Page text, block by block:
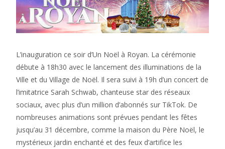
L’inauguration ce soir d’Un Noël à Royan. La cérémonie
débute à 18h30 avec le lancement des illuminations de la
Ville et du Village de Noël. Il sera suivi à 19h d’un concert de
l’imitatrice Sarah Schwab, chanteuse star des réseaux
sociaux, avec plus d’un million d’abonnés sur TikTok. De
nombreuses animations sont prévues pendant les fêtes
jusqu’au 31 décembre, comme la maison du Père Noël, le
mystérieux jardin enchanté et des feux d’artifice les